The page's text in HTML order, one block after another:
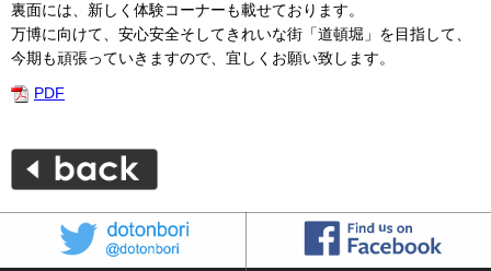
裏面には、新しく体験コーナーも載せております。
万博に向けて、安心安全そしてきれいな街「道頓堀」を目指して、
今期も頑張っていきますので、宜しくお願い致します。
PDF